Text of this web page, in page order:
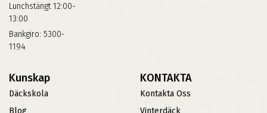
Lunchstängt 12:00-
13:00
Bankgiro: 5300-
1194
Kunskap
Däckskola
Blog
KONTAKTA
Kontakta Oss
Vinterdäck